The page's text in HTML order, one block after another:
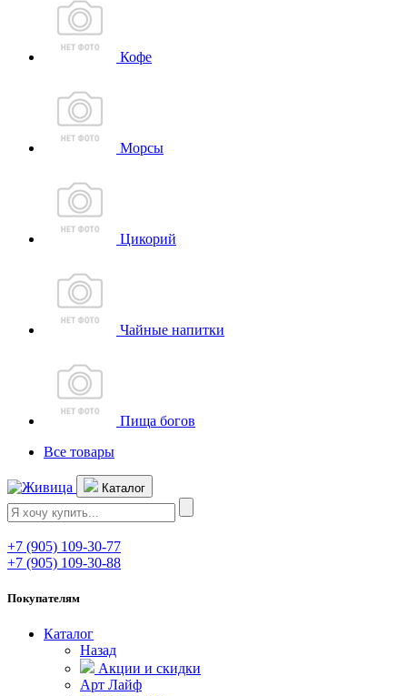
Кофе
Морсы
Цикорий
Чайные напитки
Пища богов
Все товары
Каталог
+7 (905) 109-30-77
+7 (905) 109-30-88
Покупателям
Каталог
Назад
Акции и скидки
Арт Лайф